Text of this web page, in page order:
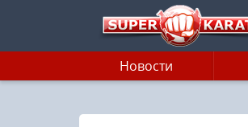
Новости